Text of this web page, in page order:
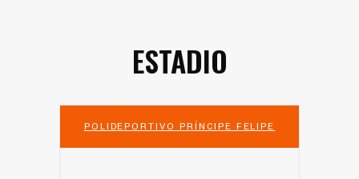
ESTADIO
POLIDEPORTIVO PRÍNCIPE FELIPE